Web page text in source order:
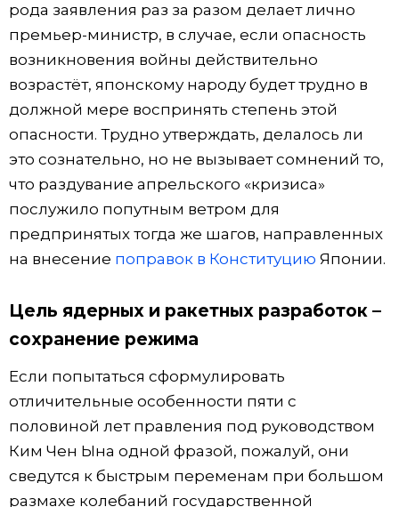
рода заявления раз за разом делает лично
премьер-министр, в случае, если опасность
возникновения войны действительно
возрастёт, японскому народу будет трудно в
должной мере воспринять степень этой
опасности. Трудно утверждать, делалось ли
это сознательно, но не вызывает сомнений то,
что раздувание апрельского «кризиса»
послужило попутным ветром для
предпринятых тогда же шагов, направленных
на внесение поправок в Конституцию Японии.
Цель ядерных и ракетных разработок –
сохранение режима
Если попытаться сформулировать
отличительные особенности пяти с
половиной лет правления под руководством
Ким Чен Ына одной фразой, пожалуй, они
сведутся к быстрым переменам при большом
размахе колебаний государственной